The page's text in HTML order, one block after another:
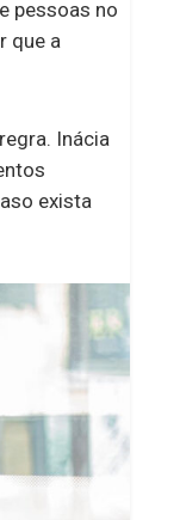
pessoas no
que a
Inácia
exista